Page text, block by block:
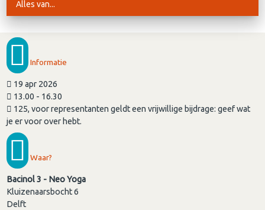
Alles van...
Informatie
19 apr 2026
13.00 - 16.30
125, voor representanten geldt een vrijwillige bijdrage: geef wat
je er voor over hebt.
Waar?
Bacinol 3 - Neo Yoga
Kluizenaarsbocht 6
Delft